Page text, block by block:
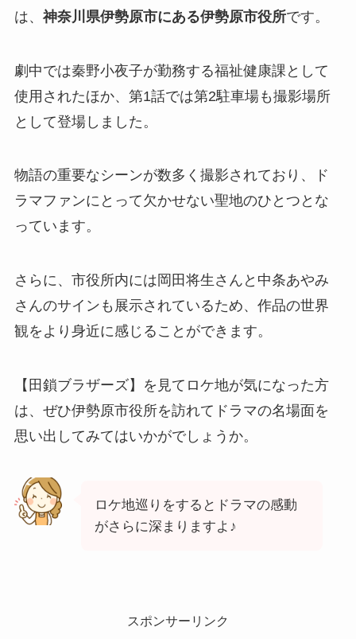
は、 神奈川県伊勢原市にある伊勢原市役所です。
劇中では秦野小夜子が勤務する福祉健康課として
使用されたほか、第1話では第2駐車場も撮影場所
として登場しました。
物語の重要なシーンが数多く撮影されており、ド
ラマファンにとって欠かせない聖地のひとつとな
っています。
さらに、市役所内には岡田将生さんと中条あやみ
さんのサインも展示されているため、作品の世界
観をより身近に感じることができます。
【田鎖ブラザーズ】を見てロケ地が気になった方
は、ぜひ伊勢原市役所を訪れてドラマの名場面を
思い出してみてはいかがでしょうか。
ロケ地巡りをするとドラマの感動
がさらに深まりますよ♪
スポンサーリンク